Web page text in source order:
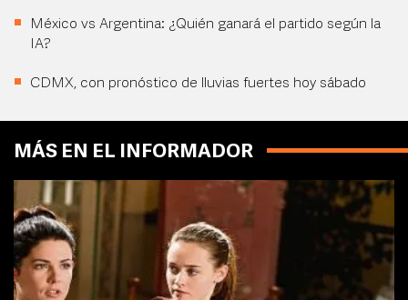
México vs Argentina: ¿Quién ganará el partido según la
IA?
CDMX, con pronóstico de lluvias fuertes hoy sábado
MÁS EN EL INFORMADOR